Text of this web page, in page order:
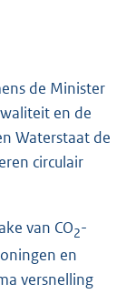
de Minister
en de
Waterstaat de
circulair
van CO2-
en
versnelling